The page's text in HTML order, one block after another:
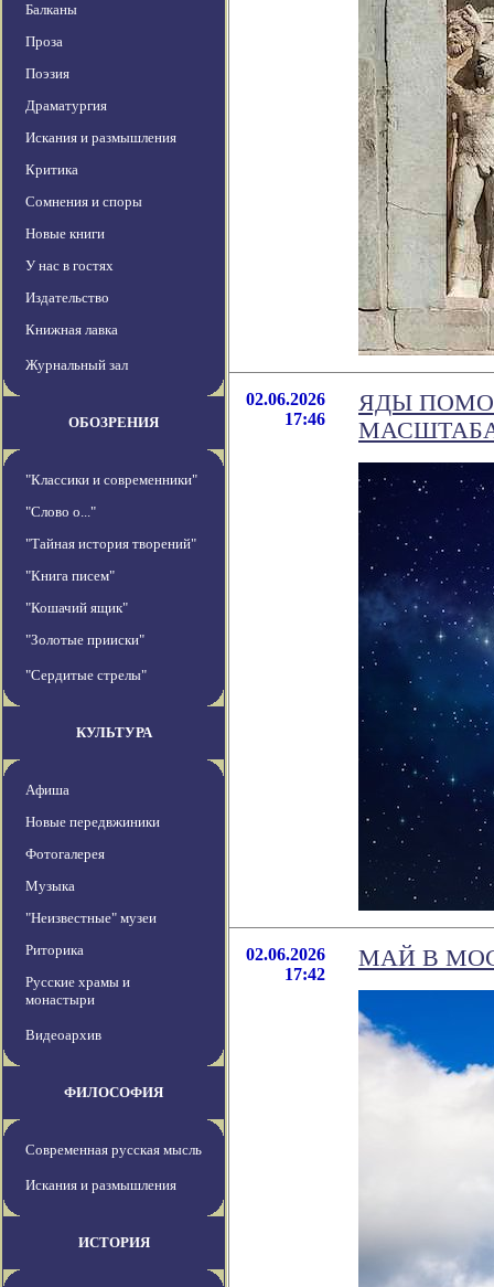
Балканы
Проза
Поэзия
Драматургия
Искания и размышления
Критика
Сомнения и споры
Новые книги
У нас в гостях
Издательство
Книжная лавка
Журнальный зал
ОБОЗРЕНИЯ
"Классики и современники"
"Слово о..."
"Тайная история творений"
"Книга писем"
"Кошачий ящик"
"Золотые прииски"
"Сердитые стрелы"
КУЛЬТУРА
Афиша
Новые передвжиники
Фотогалерея
Музыка
"Неизвестные" музеи
Риторика
Русские храмы и
монастыри
Видеоархив
ФИЛОСОФИЯ
Современная русская мысль
Искания и размышления
ИСТОРИЯ
02.06.2026
17:46
ЯДЫ
02.06.2026
17:42
МАЙ В